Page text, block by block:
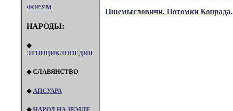
ФОРУМ
НАРОДЫ:
◆
ЭТНОЦИКЛОПЕДИЯ
◆ СЛАВЯНСТВО
◆ АПСУАРА
◆НАРОД НА ЗЕМЛЕ
Пшемысловичи. Потомки Конрада.